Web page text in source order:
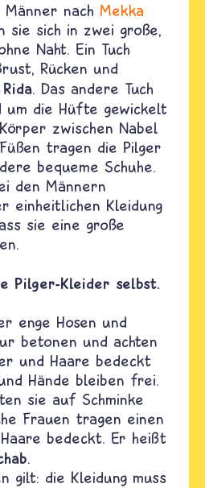
Männer nach Mekka
sie sich in zwei große,
Naht. Ein Tuch
Rücken und
Rida. Das andere Tuch
um die Hüfte gewickelt
zwischen Nabel
tragen die Pilger
bequeme Schuhe.
den Männern
einheitlichen Kleidung
sie eine große
Pilger-Kleider selbst.
enge Hosen und
betonen und achten
und Haare bedeckt
Hände bleiben frei.
sie auf Schminke
Frauen tragen einen
bedeckt. Er heißt
.
gilt: die Kleidung muss